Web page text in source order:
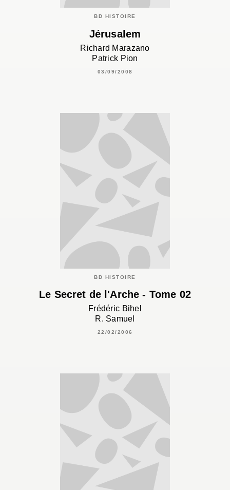
BD HISTOIRE
Jérusalem
Richard Marazano
Patrick Pion
03/09/2008
BD HISTOIRE
Le Secret de l'Arche - Tome 02
Frédéric Bihel
R. Samuel
22/02/2006